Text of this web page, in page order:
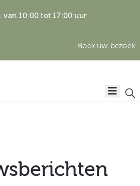
van 10:00 tot 17:00 uur
Boek uw bezoek